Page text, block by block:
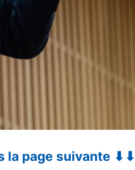
la page suivante ⬇⬇